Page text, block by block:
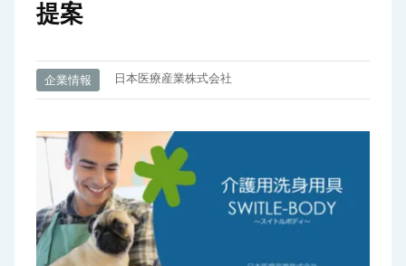
提案
企業情報 日本医療産業株式会社